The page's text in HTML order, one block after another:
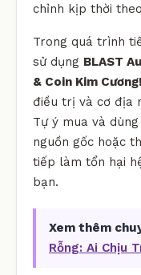
chỉnh kịp thời
Trong quá trình
sử dụng BLAST
& Coin Kim Cương!
điều trị và cơ địa
Tự ý mua và
nguồn gốc hoặc
tiếp làm tổn hại
bạn.
Xem thêm
Rỗng: Ai Chịu